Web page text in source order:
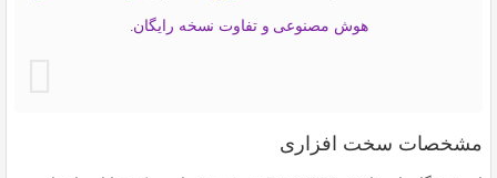
هوش مصنوعی و تفاوت نسخه رایگان
مشخصات سخت افزاری